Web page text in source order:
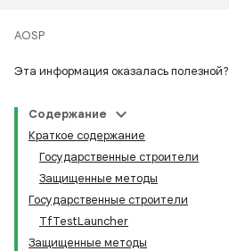
AOSP
Эта информация оказалась полезной?
Содержание
Краткое содержание
Государственные строители
Защищенные методы
Государственные строители
TfTestLauncher
Защищенные методы